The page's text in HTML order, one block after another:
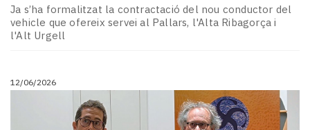
Ja s’ha formalitzat la contractació del nou conductor del
vehicle que ofereix servei al Pallars, l'Alta Ribagorça i
l'Alt Urgell
12/06/2026